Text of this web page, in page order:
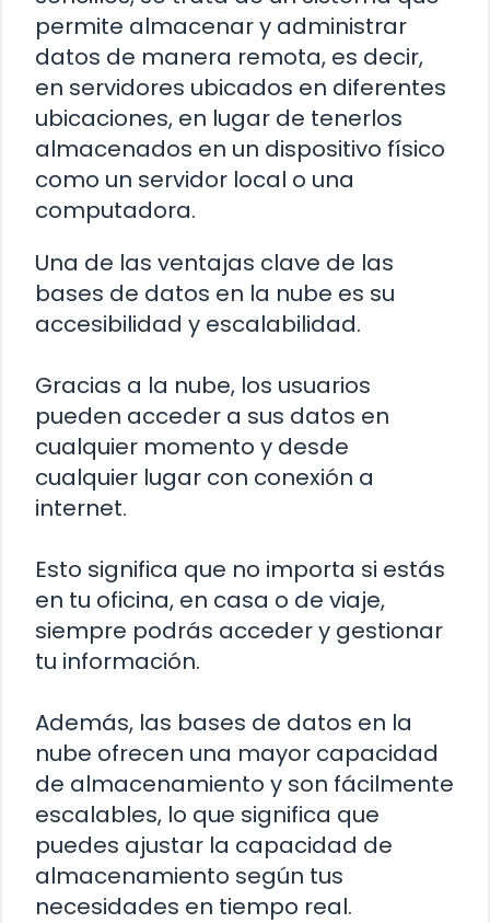
permite almacenar y administrar
datos de manera remota, es decir,
en servidores ubicados en diferentes
ubicaciones, en lugar de tenerlos
almacenados en un dispositivo físico
como un servidor local o una
computadora.
Una de las ventajas clave de las
bases de datos en la nube es su
accesibilidad y escalabilidad.
Gracias a la nube, los usuarios
pueden acceder a sus datos en
cualquier momento y desde
cualquier lugar con conexión a
internet.
Esto significa que no importa si estás
en tu oficina, en casa o de viaje,
siempre podrás acceder y gestionar
tu información.
Además, las bases de datos en la
nube ofrecen una mayor capacidad
de almacenamiento y son fácilmente
escalables, lo que significa que
puedes ajustar la capacidad de
almacenamiento según tus
necesidades en tiempo real.